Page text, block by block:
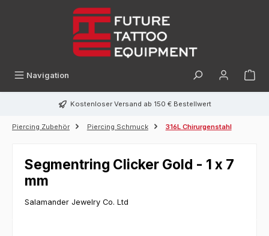
Navigation
Kostenloser Versand ab 150 € Bestellwert
Piercing Zubehör Piercing Schmuck 316L Chirurgenstahl
Segmentring Clicker Gold - 1 x 7
mm
Salamander Jewelry Co. Ltd